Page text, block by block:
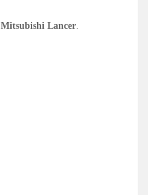
Mitsubishi Lancer